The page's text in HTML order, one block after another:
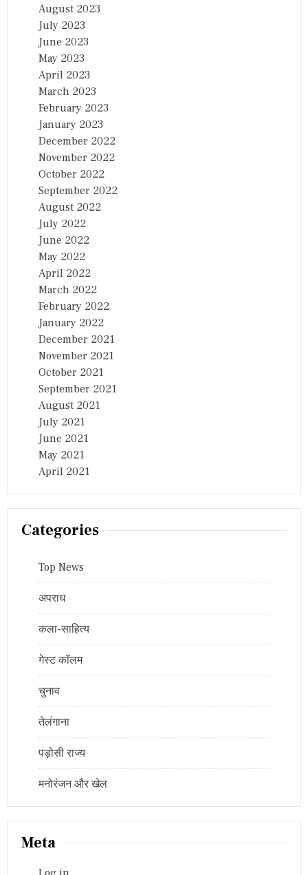
August 2023
July 2023
June 2023
May 2023
April 2023
March 2023
February 2023
January 2023
December 2022
November 2022
October 2022
September 2022
August 2022
July 2022
June 2022
May 2022
April 2022
March 2022
February 2022
January 2022
December 2021
November 2021
October 2021
September 2021
August 2021
July 2021
June 2021
May 2021
April 2021
Categories
Top News
अपराध
कला-साहित्य
गेस्ट कॉलम
चुनाव
तेलंगाना
पड़ोसी राज्य
मनोरंजन और खेल
Meta